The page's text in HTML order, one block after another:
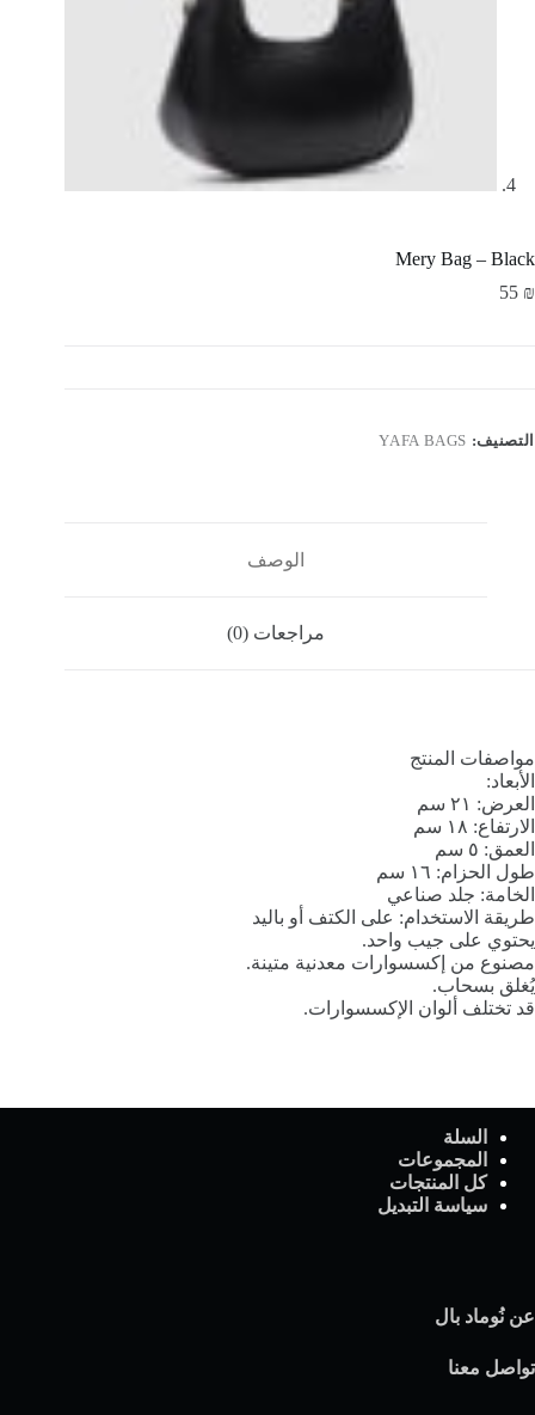
Mery Bag – Black
55 ₪
التصنيف: YAFA BAGS
الوصف
مراجعات (0)
مواصفات المنتج
الأبعاد:
العرض: ٢١ سم
الارتفاع: ١٨ سم
العمق: ٥ سم
طول الحزام: ١٦ سم
الخامة: جلد صناعي
طريقة الاستخدام: على الكتف أو باليد
يحتوي على جيب واحد.
مصنوع من إكسسوارات معدنية متينة.
يُغلق بسحاب.
قد تختلف ألوان الإكسسوارات.
السلة
المجموعات
كل المنتجات
سياسة التبديل
عن نُوماد بال
تواصل معنا